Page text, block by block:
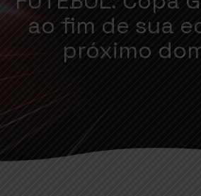
ao fim de sua
próximo